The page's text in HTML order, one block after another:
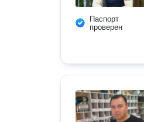
Паспорт
проверен